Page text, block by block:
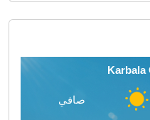
Karbala
صافي